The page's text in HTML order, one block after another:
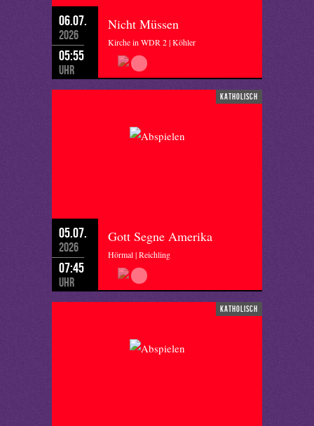
06.07.
2026
05:55
Uhr
Nicht Müssen
Kirche in WDR 2 | Köhler
katholisch
05.07.
2026
07:45
Uhr
Gott Segne Amerika
Hörmal | Reichling
katholisch